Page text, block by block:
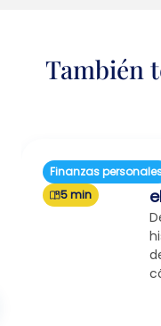
También
Finanzas
5 min